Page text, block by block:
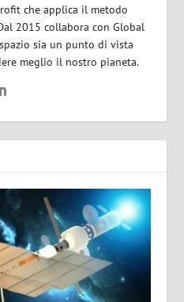
che applica il metodo
2015 collabora con Global
sia un punto di vista
meglio il nostro pianeta.